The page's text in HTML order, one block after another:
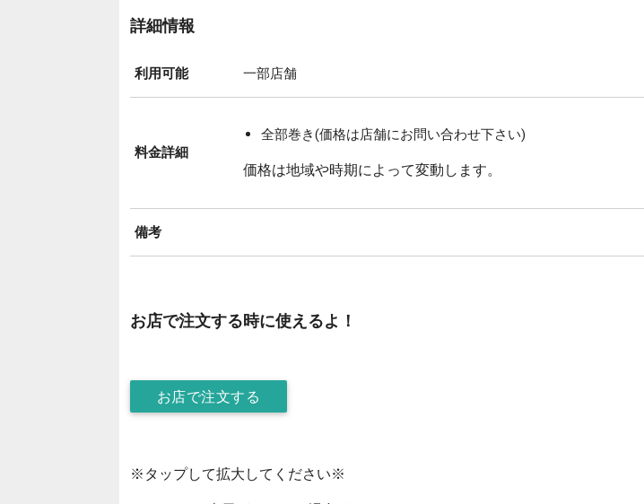
詳細情報
利用可能 一部店舗
料金詳細
全部巻き(価格は店舗にお問い合わせ下さい)
価格は地域や時期によって変動します。
備考
お店で注文する時に使えるよ！
お店で注文する
※タップして拡大してください※